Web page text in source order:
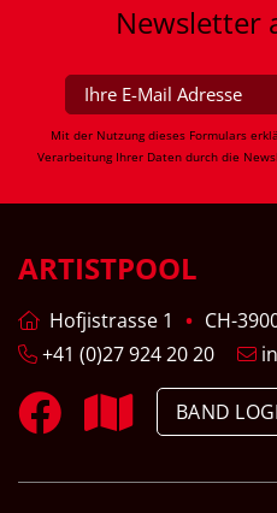
Newsletter
Mit der Nutzung dieses Formulars
Verarbeitung Ihrer Daten durch die
ARTISTPOOL
Hofjistrasse 1
CH-
+41 (0)27 924 20 20
BAND